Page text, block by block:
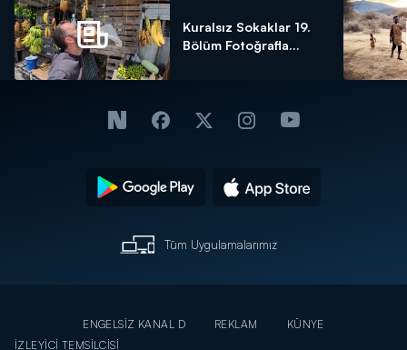
Kuralsız Sokaklar 19.
Bölüm Fotoğrafla...
Tüm Uygulamalarımız
ENGELSİZ KANAL D REKLAM
KÜNYE
İZLEYİCİ TEMSİLCİSİ